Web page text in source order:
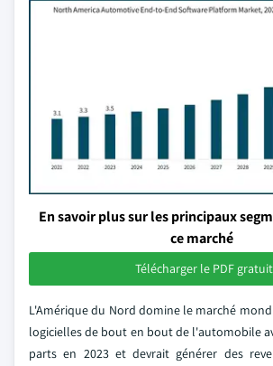
En savoir plus sur les principaux
ce marché
Télécharger le PDF gratuit
L'Amérique du Nord domine le marché
logicielles de bout en bout de l'automobile
parts en 2023 et devrait générer des